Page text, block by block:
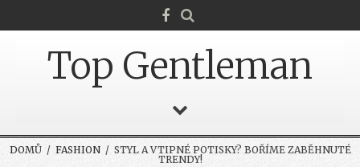
Top Gentleman
DOMŮ/ FASHION/ STYL A VTIPNÉ POTISKY? BOŘÍME ZABĚHNUTÉ
TRENDY!